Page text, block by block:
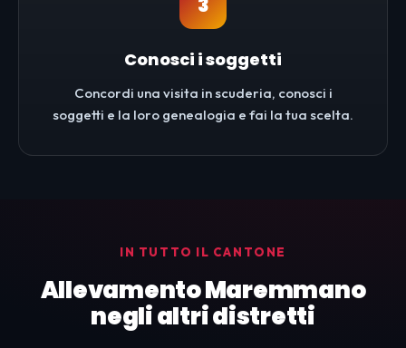
3
Conosci i soggetti
Concordi una visita in scuderia, conosci i
soggetti e la loro genealogia e fai la tua scelta.
IN TUTTO IL CANTONE
Allevamento Maremmano
negli altri distretti